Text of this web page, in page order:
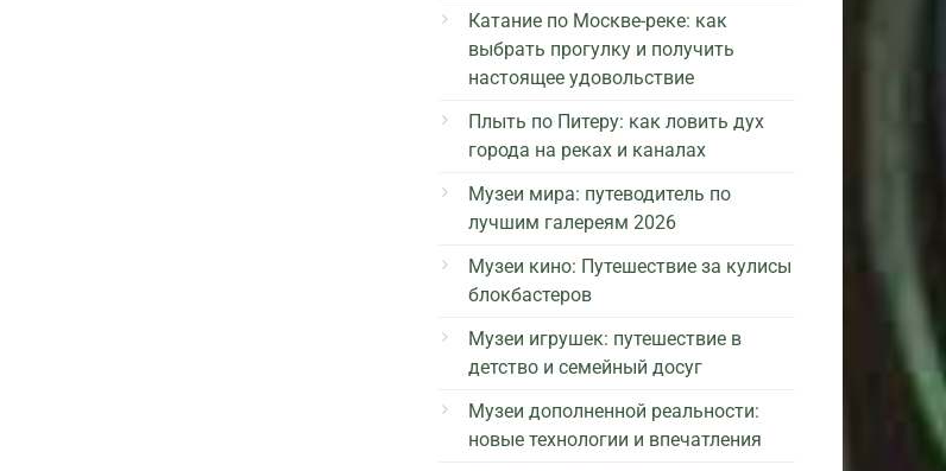
Катание по Москве-реке: как
выбрать прогулку и получить
настоящее удовольствие
Плыть по Питеру: как ловить дух
города на реках и каналах
Музеи мира: путеводитель по
лучшим галереям 2026
Музеи кино: Путешествие за кулисы
блокбастеров
Музеи игрушек: путешествие в
детство и семейный досуг
Музеи дополненной реальности:
новые технологии и впечатления